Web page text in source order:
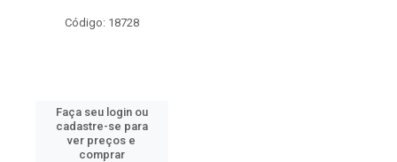
Código: 18728
Faça seu login ou
cadastre-se para
ver preços e
comprar